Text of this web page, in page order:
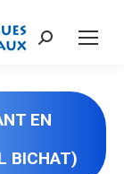
Recherche
EN
BICHAT)